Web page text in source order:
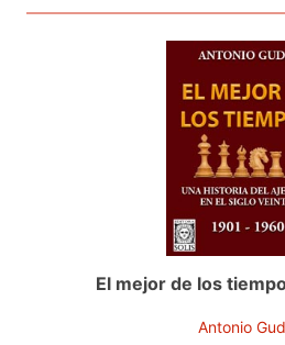
El mejor de los
Antonio